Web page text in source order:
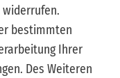
bestimmten
Ihrer
Des Weiteren